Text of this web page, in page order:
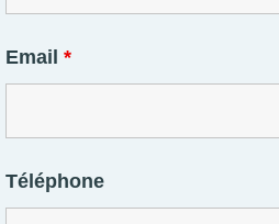
Email *
Téléphone